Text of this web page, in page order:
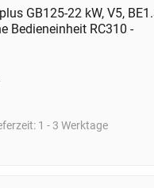
GB125-22 kW, V5,
Bedieneinheit RC310 -
1 - 3 Werktage